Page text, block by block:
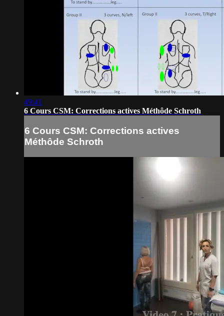
49:41
6 Cours CSM: Corrections actives Méthôde Schroth
6 Cours CSM: Corrections actives
Méthôde Schroth